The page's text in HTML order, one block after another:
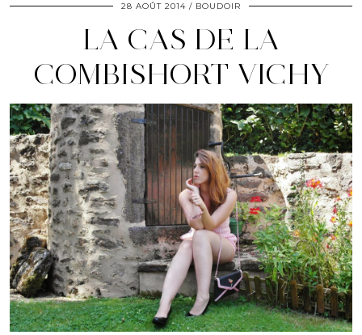
28 AOÛT 2014 BOUDOIR
LA CAS DE LA
COMBISHORT VICHY